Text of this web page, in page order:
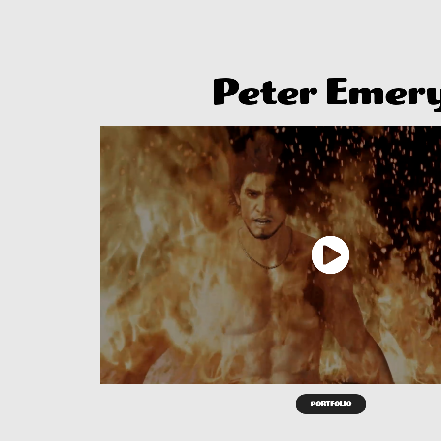
Peter
PORTFOLIO